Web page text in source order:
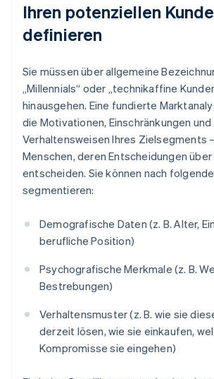
Ihren potenziellen
definieren
Sie müssen über allgemeine
„Millennials“ oder „technikaffine
hinausgehen. Eine fundierte
die Motivationen, Einschränkungen und
Verhaltensweisen Ihres Zielsegments
Menschen, deren Entscheidungen über
entscheiden. Sie können nach
segmentieren:
Demografische Daten (z. B. Alter,
berufliche Position)
Psychografische Merkmale (z. B.
Bestrebungen)
Verhaltensmuster (z. B. wie sie
derzeit lösen, wie sie einkaufen,
Kompromisse sie eingehen)